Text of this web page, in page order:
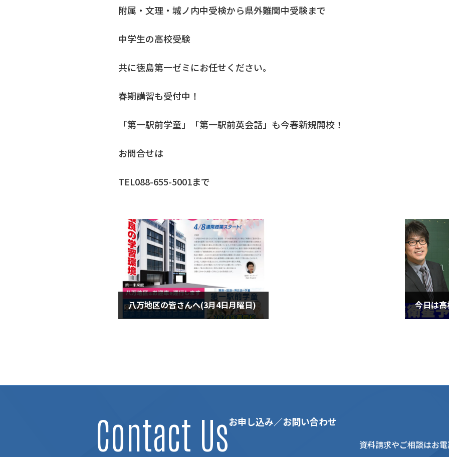
附属・文理・城ノ内中受検から県外難関中受験まで
中学生の高校受験
共に徳島第一ゼミにお任せください。
春期講習も受付中！
「第一駅前学童」「第一駅前英会話」も今春新規開校！
お問合せは
TEL088-655-5001まで
八万地区の皆さんへ(3月4日月曜日)
お申し込み／お問い合わせ
Contact Us 資料請求やご相談はお